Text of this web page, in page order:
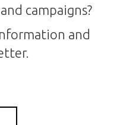
campaigns?
and